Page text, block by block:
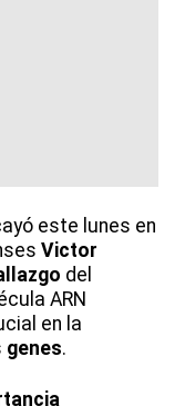
este lunes en
Victor
del
ARN
en la
genes.